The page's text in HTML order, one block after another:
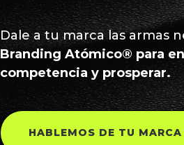
Dale a tu marca las armas
Branding Atómico® para
competencia y prosperar.
HABLEMOS DE TU MARCA